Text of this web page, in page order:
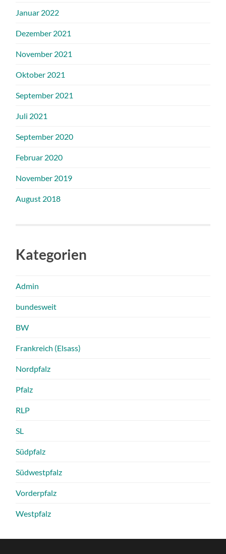
Januar 2022
Dezember 2021
November 2021
Oktober 2021
September 2021
Juli 2021
September 2020
Februar 2020
November 2019
August 2018
Kategorien
Admin
bundesweit
BW
Frankreich (Elsass)
Nordpfalz
Pfalz
RLP
SL
Südpfalz
Südwestpfalz
Vorderpfalz
Westpfalz